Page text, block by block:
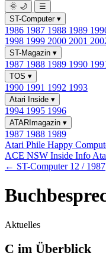
🌞 🌙
☰
ST-Computer ▾
1986 1987 1988 1989
1998 1999 2000 2001
ST-Magazin ▾
1987 1988 1989 1990
TOS ▾
1990 1991 1992 1993
Atari Inside ▾
1994 1995 1996
ATARImagazin ▾
1987 1988 1989
Atari Phile Happy
ACE NSW Inside Info
← ST-Computer 12 / 1987
Aktuelles
C im Überblick